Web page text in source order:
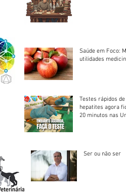
Saúde em Foco:
utilidades
Testes rápidos
hepatites agora
20 minutos nas
Ser ou não ser